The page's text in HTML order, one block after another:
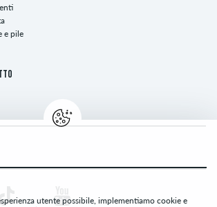
e pile
utente possibile, implementiamo cookie e